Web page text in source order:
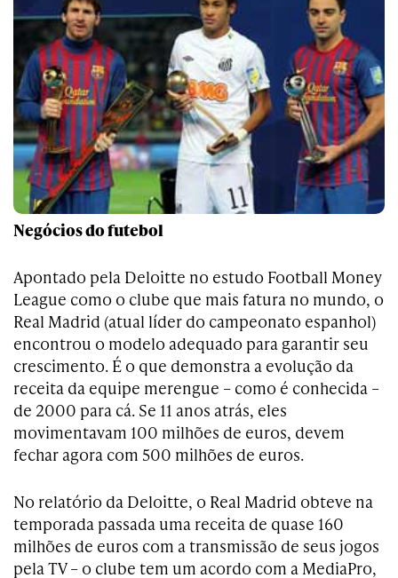
Negócios do futebol
Apontado pela Deloitte no estudo Football Money
League como o clube que mais fatura no mundo, o
Real Madrid (atual líder do campeonato espanhol)
encontrou o modelo adequado para garantir seu
crescimento. É o que demonstra a evolução da
receita da equipe merengue – como é conhecida –
de 2000 para cá. Se 11 anos atrás, eles
movimentavam 100 milhões de euros, devem
fechar agora com 500 milhões de euros.
No relatório da Deloitte, o Real Madrid obteve na
temporada passada uma receita de quase 160
milhões de euros com a transmissão de seus jogos
pela TV – o clube tem um acordo com a MediaPro,